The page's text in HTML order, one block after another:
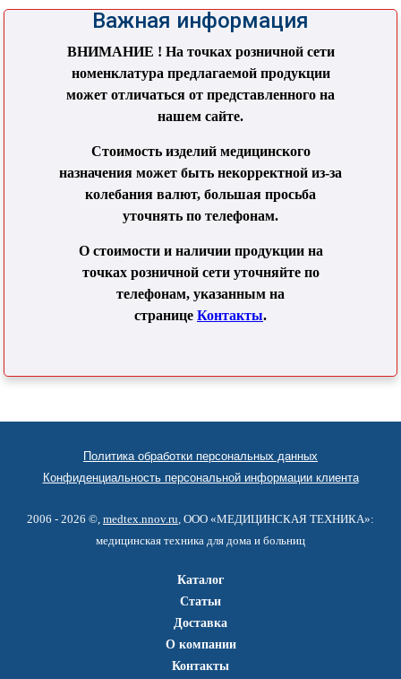
Важная информация
ВНИМАНИЕ ! На точках розничной сети
номенклатура предлагаемой продукции
может отличаться от представленного на
нашем сайте.
Стоимость изделий медицинского
назначения может быть некорректной из-за
колебания валют, большая просьба
уточнять по телефонам.
О стоимости и наличии продукции на
точках розничной сети уточняйте по
телефонам, указанным на
странице Контакты.
Политика обработки персональных данных
Конфиденциальность персональной информации клиента
2006 - 2026 ©, medtex.nnov.ru , ООО «МЕДИЦИНСКАЯ ТЕХНИКА»:
медицинская техника для дома и больниц
Каталог
Статьи
Доставка
О компании
Контакты